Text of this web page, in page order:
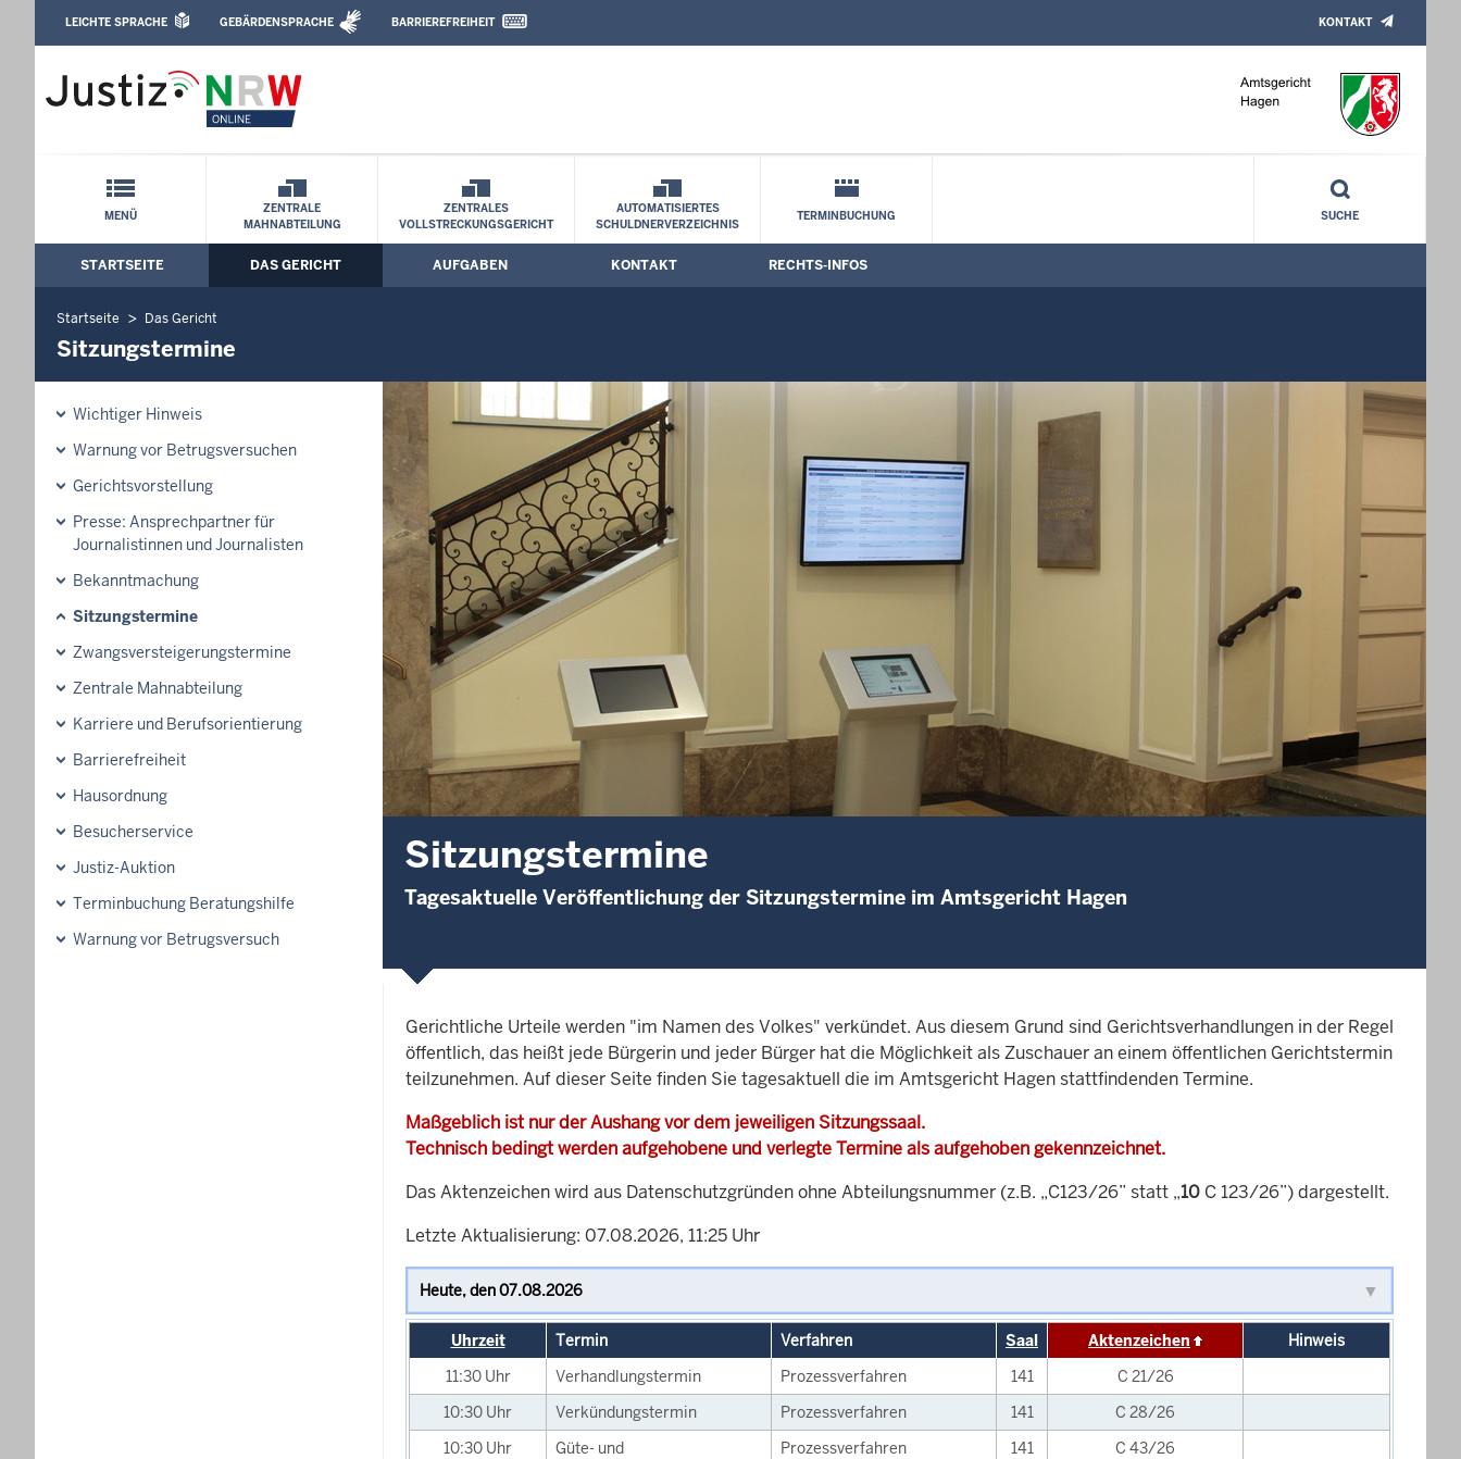
Amtsgericht Hagen: Sitzungstermine
Leichte Sprache, Gebärdensprachenvideo und Kontaktformular
LEICHTE SPRACHE GEBÄRDENSPRACHE BARRIEREFREIHEIT KONTAKT
Schnellnavigation mit Volltext-Suche
MENÜ
ZENTRALE
MAHNABTEILUNG
ZENTRALES
VOLLSTRECKUNGSGERICHT
AUTOMATISIERTES
SCHULDNERVERZEICHNIS
TERMINBUCHUNG SUCHE
Hauptmenü: Hauptnavigation
STARTSEITE DAS GERICHT AUFGABEN KONTAKT RECHTS-INFOS
Startseite Das Gericht
Sitzungstermine
Wichtiger Hinweis
Warnung vor Betrugsversuchen
Gerichtsvorstellung
Presse: Ansprechpartner für
Journalistinnen und Journalisten
Bekanntmachung
Sitzungstermine
Zwangsversteigerungs­termine
Zentrale Mahnabteilung
Karriere und Berufsorientierung
Barrierefreiheit
Hausordnung
Besucherservice
Justiz-Auktion
Terminbuchung Beratungshilfe
Warnung vor Betrugsversuch
Sitzungstermine
Tagesaktuelle Veröffentlichung der Sitzungstermine im Amtsgericht Hagen
Gerichtliche Urteile werden "im Namen des Volkes" verkündet. Aus diesem Grund sind Gerichtsverhandlungen in der Regel
öffentlich, das heißt jede Bürgerin und jeder Bürger hat die Möglichkeit als Zuschauer an einem öffentlichen Gerichtstermin
teilzunehmen. Auf dieser Seite finden Sie tagesaktuell die im Amtsgericht Hagen stattfindenden Termine.
Maßgeblich ist nur der Aushang vor dem jeweiligen Sitzungssaal.
Technisch bedingt werden aufgehobene und verlegte Termine als aufgehoben gekennzeichnet.
Das Aktenzeichen wird aus Datenschutzgründen ohne Abteilungsnummer (z.B. „C123/26” statt „10 C 123/26”) dargestellt.
Letzte Aktualisierung: 07.08.2026, 11:25 Uhr
Uhrzeit Termin Verfahren Saal Aktenzeichen
Hinweis
11:30 Uhr Verhandlungstermin Prozessverfahren 141
C 21/26
10:30 Uhr Verkündungstermin Prozessverfahren 141
C 28/26
10:30 Uhr
Güte- und
Prozessverfahren 141 C 43/26